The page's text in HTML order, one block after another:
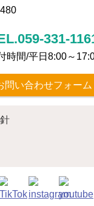
331-
時間/平日8:00～
問い合わせフォーム